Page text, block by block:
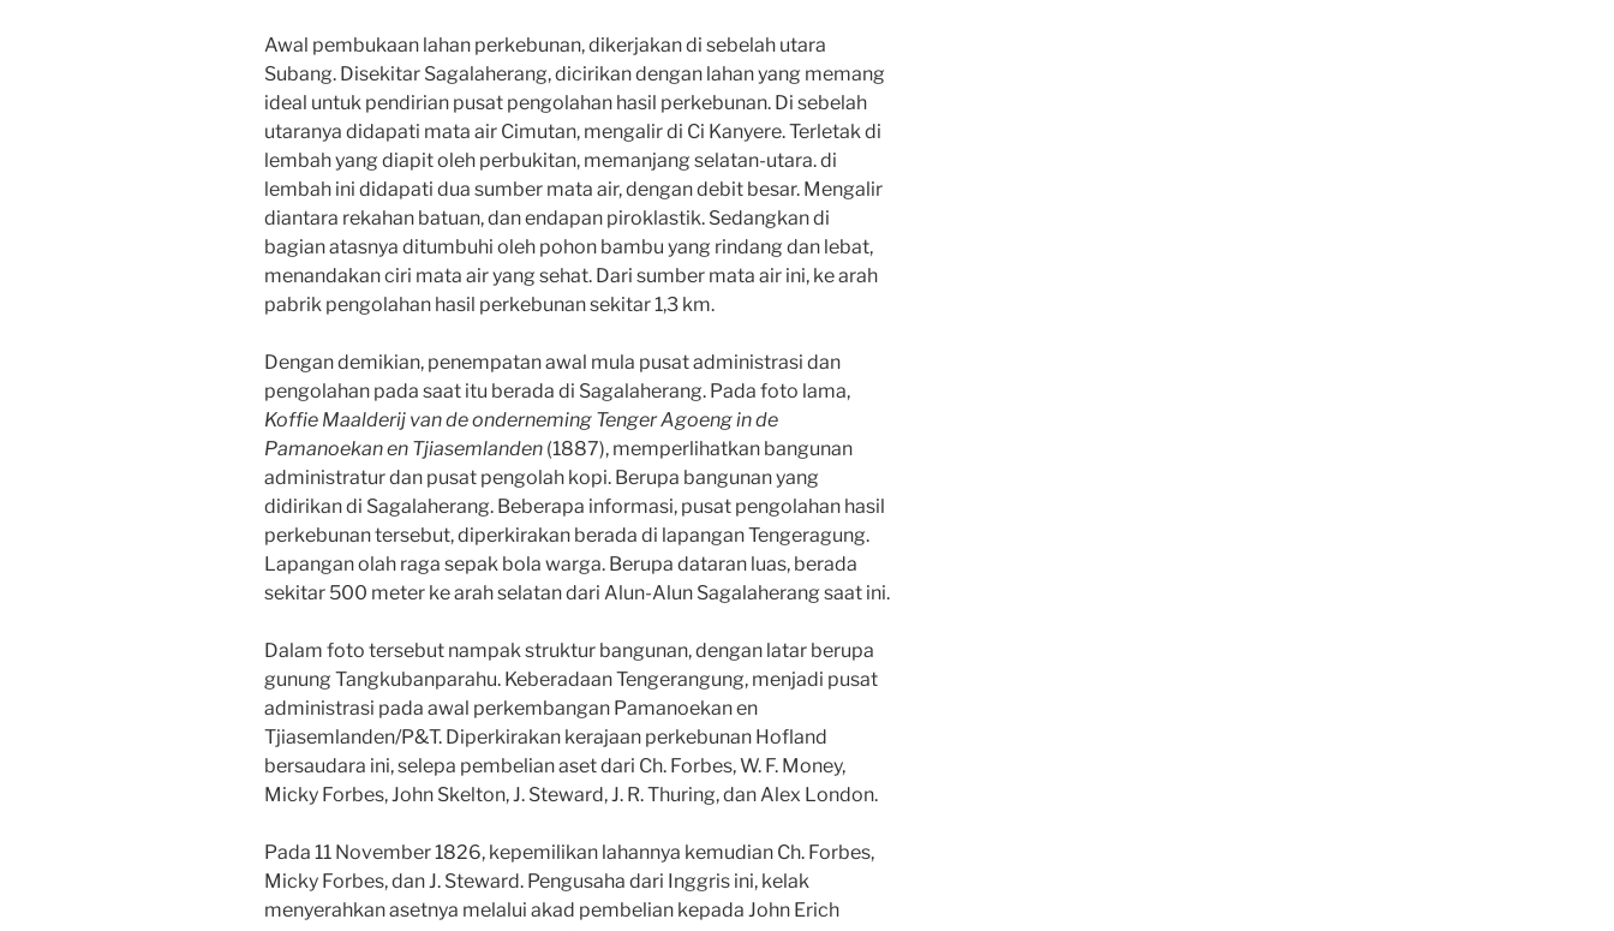
Awal pembukaan lahan perkebunan, dikerjakan di sebelah utara
Subang. Disekitar Sagalaherang, dicirikan dengan lahan yang memang
ideal untuk pendirian pusat pengolahan hasil perkebunan. Di sebelah
utaranya didapati mata air Cimutan, mengalir di Ci Kanyere. Terletak di
lembah yang diapit oleh perbukitan, memanjang selatan-utara. di
lembah ini didapati dua sumber mata air, dengan debit besar. Mengalir
diantara rekahan batuan, dan endapan piroklastik. Sedangkan di
bagian atasnya ditumbuhi oleh pohon bambu yang rindang dan lebat,
menandakan ciri mata air yang sehat. Dari sumber mata air ini, ke arah
pabrik pengolahan hasil perkebunan sekitar 1,3 km.
Dengan demikian, penempatan awal mula pusat administrasi dan
pengolahan pada saat itu berada di Sagalaherang. Pada foto lama,
Koffie Maalderij van de onderneming Tenger Agoeng in de
Pamanoekan en Tjiasemlanden (1887), memperlihatkan bangunan
administratur dan pusat pengolah kopi. Berupa bangunan yang
didirikan di Sagalaherang. Beberapa informasi, pusat pengolahan hasil
perkebunan tersebut, diperkirakan berada di lapangan Tengeragung.
Lapangan olah raga sepak bola warga. Berupa dataran luas, berada
sekitar 500 meter ke arah selatan dari Alun-Alun Sagalaherang saat ini.
Dalam foto tersebut nampak struktur bangunan, dengan latar berupa
gunung Tangkubanparahu. Keberadaan Tengerangung, menjadi pusat
administrasi pada awal perkembangan Pamanoekan en
Tjiasemlanden/P&T. Diperkirakan kerajaan perkebunan Hofland
bersaudara ini, selepa pembelian aset dari Ch. Forbes, W. F. Money,
Micky Forbes, John Skelton, J. Steward, J. R. Thuring, dan Alex London.
Pada 11 November 1826, kepemilikan lahannya kemudian Ch. Forbes,
Micky Forbes, dan J. Steward. Pengusaha dari Inggris ini, kelak
menyerahkan asetnya melalui akad pembelian kepada John Erich